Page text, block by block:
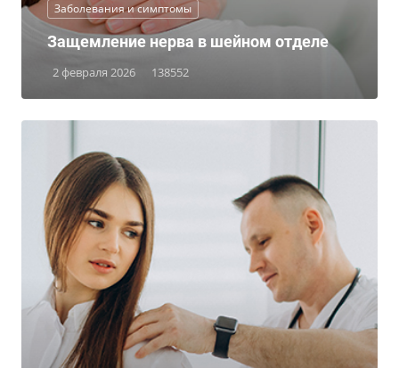
Заболевания и симптомы
2 февраля 2026 138552
Защемление нерва в шейном отделе